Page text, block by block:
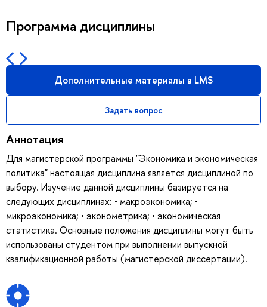
Программа дисциплины
Дополнительные материалы в LMS
Задать вопрос
Аннотация
Для магистерской программы "Экономика и экономическая
политика" настоящая дисциплина является дисциплиной по
выбору. Изучение данной дисциплины базируется на
следующих дисциплинах: • макроэкономика; •
микроэкономика; • эконометрика; • экономическая
статистика. Основные положения дисциплины могут быть
использованы студентом при выполнении выпускной
квалификационной работы (магистерской диссертации).